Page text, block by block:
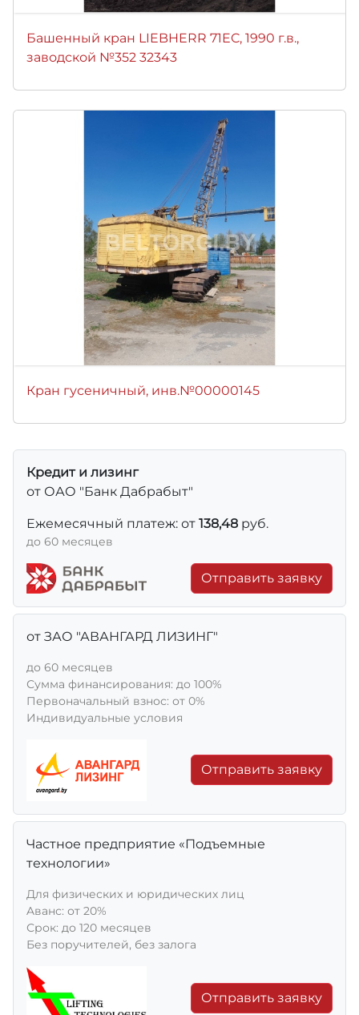
Башенный кран LIEBHERR 71EC, 1990 г.в.,
заводской №352 32343
Кран гусеничный, инв.№00000145
Кредит и лизинг
от ОАО "Банк Дабрабыт"
Ежемесячный платеж: от 138,48 руб.
до 60 месяцев
Отправить заявку
от ЗАО "АВАНГАРД ЛИЗИНГ"
до 60 месяцев
Сумма финансирования: до 100%
Первоначальный взнос: от 0%
Индивидуальные условия
Отправить заявку
Частное предприятие «Подъемные
технологии»
Для физических и юридических лиц
Aванс: от 20%
Срок: до 120 месяцев
Без поручителей, без залога
Отправить заявку